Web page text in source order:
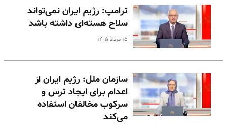
ترامپ: رژیم ایران نمی‌تواند
سلاح هسته‌ای داشته باشد
۱۵ مرداد ۱۴۰۵
سازمان ملل: رژیم ایران از
اعدام برای ایجاد ترس و
سرکوب مخالفان استفاده
می‌کند